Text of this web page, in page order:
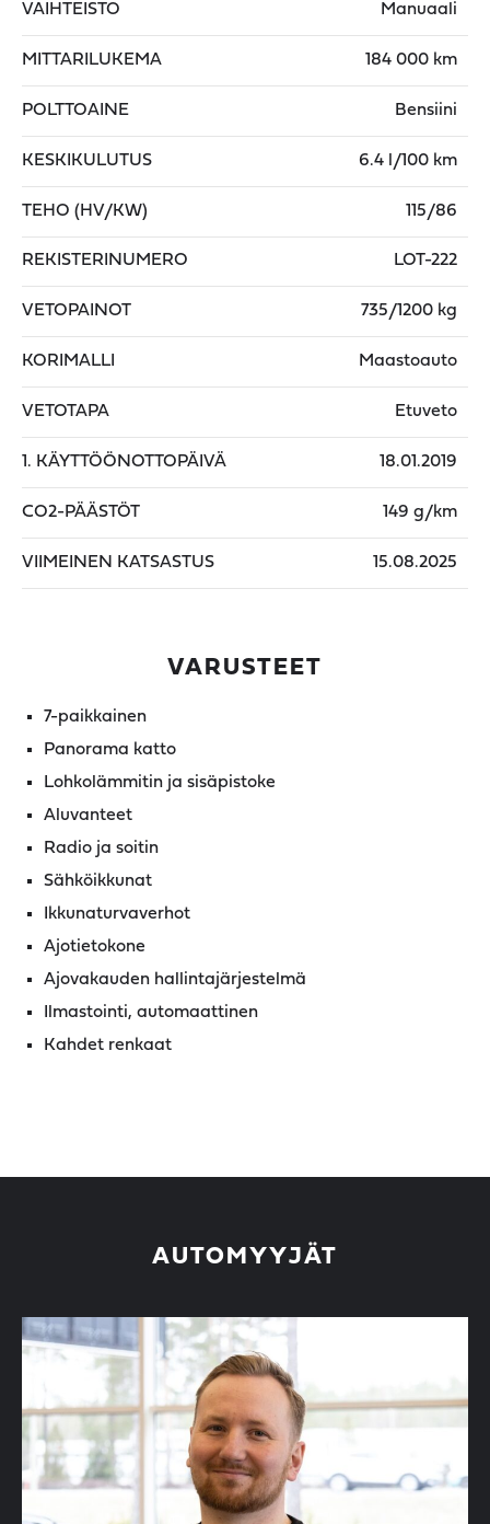
VAIHTEISTO Manuaali
MITTARILUKEMA 184 000 km
POLTTOAINE Bensiini
KESKIKULUTUS 6.4 l/100 km
TEHO (HV/KW) 115/86
REKISTERINUMERO LOT-222
VETOPAINOT 735/1200 kg
KORIMALLI Maastoauto
VETOTAPA Etuveto
1. KÄYTTÖÖNOTTOPÄIVÄ 18.01.2019
CO2-PÄÄSTÖT 149 g/km
VIIMEINEN KATSASTUS 15.08.2025
VARUSTEET
7-paikkainen
Panorama katto
Lohkolämmitin ja sisäpistoke
Aluvanteet
Radio ja soitin
Sähköikkunat
Ikkunaturvaverhot
Ajotietokone
Ajovakauden hallintajärjestelmä
Ilmastointi, automaattinen
Kahdet renkaat
AUTOMYYJÄT